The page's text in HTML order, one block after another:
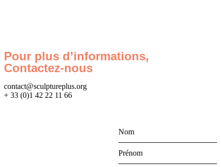
Pour plus d’informations,
Contactez-nous
contact@sculptureplus.org
+ 33 (0)1 42 22 11 66